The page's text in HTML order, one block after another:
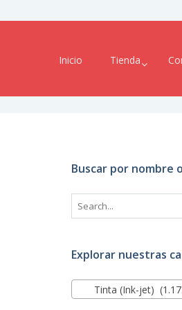
Inicio Tienda
Buscar por nombre
Explorar nuestras
Tinta (Ink-jet)